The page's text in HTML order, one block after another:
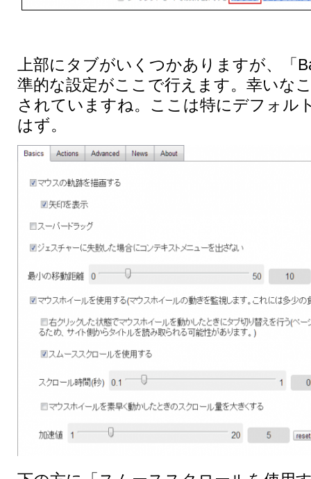
上部にタブがいくつかありますが、「
準的な設定がここで行えます。幸いな
されていますね。ここは特にデフォル
はず。